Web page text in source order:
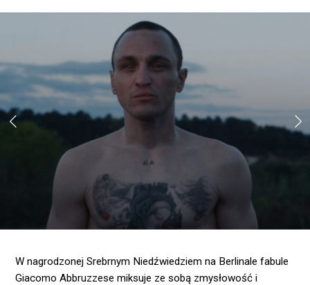
W nagrodzonej Srebrnym Niedźwiedziem na Berlinale fabule
Giacomo Abbruzzese miksuje ze sobą zmysłowość i